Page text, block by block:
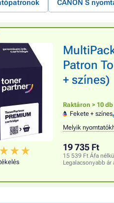
CANON S
Patron
+ színes)
Raktáron > 10 db
Fekete + színes
Melyik
19 735 Ft
15 539 Ft Áfa nélkül
Legalacsonyabb